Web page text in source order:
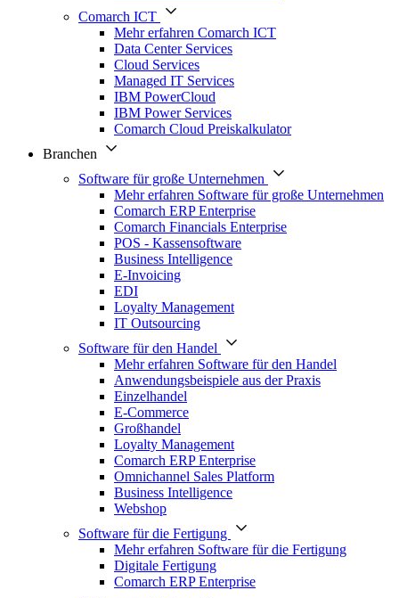
Comarch ICT
Mehr erfahren Comarch ICT
Data Center Services
Cloud Services
Managed IT Services
IBM PowerCloud
IBM Power Services
Comarch Cloud Preiskalkulator
Branchen
Software für große Unternehmen
Mehr erfahren Software für große Unternehmen
Comarch ERP Enterprise
Comarch Financials Enterprise
POS - Kassensoftware
Business Intelligence
E-Invoicing
EDI
Loyalty Management
IT Outsourcing
Software für den Handel
Mehr erfahren Software für den Handel
Anwendungsbeispiele aus der Praxis
Einzelhandel
E-Commerce
Großhandel
Loyalty Management
Comarch ERP Enterprise
Omnichannel Sales Platform
Business Intelligence
Webshop
Software für die Fertigung
Mehr erfahren Software für die Fertigung
Digitale Fertigung
Comarch ERP Enterprise